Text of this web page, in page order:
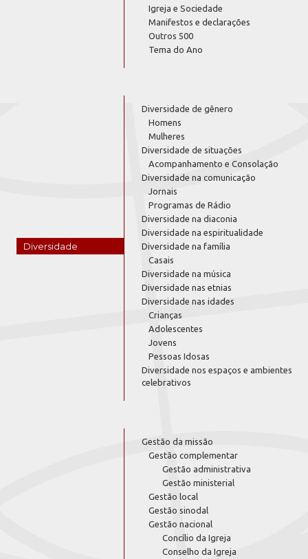
Igreja e Sociedade
Manifestos e declarações
Outros 500
Tema do Ano
Diversidade
Diversidade de gênero
Homens
Mulheres
Diversidade de situações
Acompanhamento e Consolação
Diversidade na comunicação
Jornais
Programas de Rádio
Diversidade na diaconia
Diversidade na espiritualidade
Diversidade na família
Casais
Diversidade na música
Diversidade nas etnias
Diversidade nas idades
Crianças
Adolescentes
Jovens
Pessoas Idosas
Diversidade nos espaços e ambientes
celebrativos
Gestão da missão
Gestão complementar
Gestão administrativa
Gestão ministerial
Gestão local
Gestão sinodal
Gestão nacional
Concílio da Igreja
Conselho da Igreja